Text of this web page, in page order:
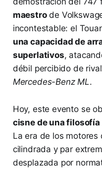
maestrode
incontestable: el
una capacidad de
superlativos,
débil percibido de
Mercedes-Benz ML.
Hoy, este evento se
cisne de una
La era de los
cilindrada y par
desplazada por